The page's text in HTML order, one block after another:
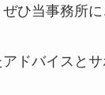
ひ当事務所
ドバイスと